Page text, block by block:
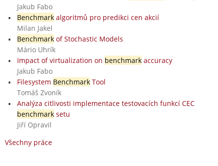
Jakub Fabo
Benchmarkalgoritmů pro predikci cen akcií
Milan Jakel
Benchmarkof Stochastic Models
Mário Uhrík
Impact of virtualization on benchmarkaccuracy
Jakub Fabo
Filesystem BenchmarkTool
Tomáš Zvoník
Analýza citlivosti implementace testovacích funkcí CEC
benchmarksetu
Jiří Opravil
Všechny práce